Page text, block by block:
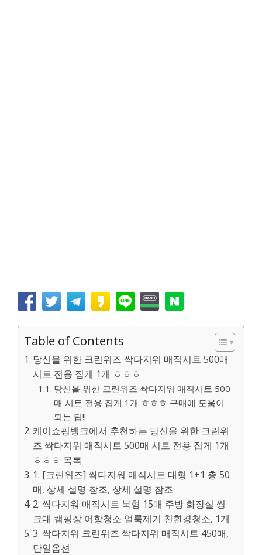
Table of Contents
당신을 위한 크린위즈 싹다지워 매직시트 500매
시트 전용 집게 1개 ㅎㅎㅎ
당신을 위한 크린위즈 싹다지워 매직시트 500
매 시트 전용 집게 1개 ㅎㅎㅎ 구매에 도움이
되는 팁!!
케이쇼핑뱅크에서 추천하는 당신을 위한 크린위
즈 싹다지워 매직시트 500매 시트 전용 집게 1개
ㅎㅎㅎ 목록
1. [크린위즈] 싹다지워 매직시트 대형 1+1 총 50
매, 상세 설명 참조, 상세 설명 참조
2. 싹다지워 매직시트 북형 15매 주방 화장실 씽
크대 캠핑장 어항청소 얼룩제거 친환경청소, 1개
3. 싹다지워 크린위즈 싹다지워 매직시트 450매,
단일옵션